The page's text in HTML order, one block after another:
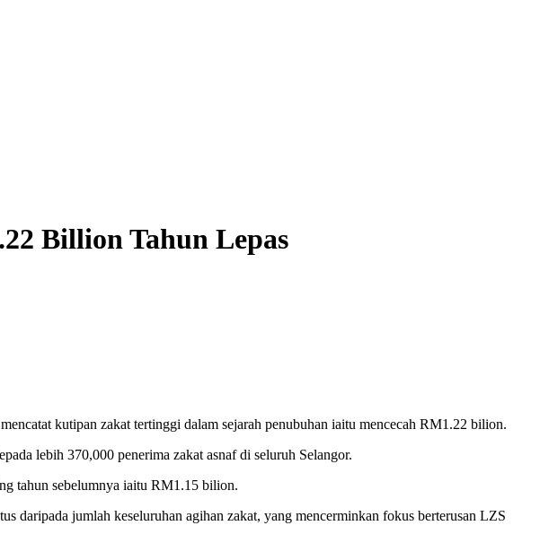
Billion Tahun Lepas
kutipan zakat tertinggi dalam sejarah penubuhan iaitu mencecah RM1.22 bilion.
lebih 370,000 penerima zakat asnaf di seluruh Selangor.
tahun sebelumnya iaitu RM1.15 bilion.
daripada jumlah keseluruhan agihan zakat, yang mencerminkan fokus berterusan LZS